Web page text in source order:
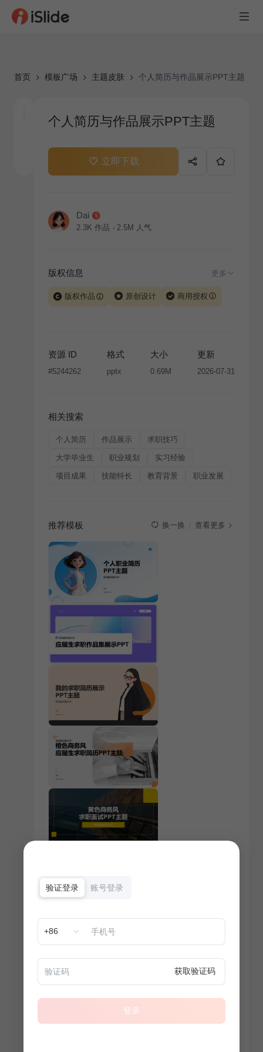
首页 模板广场 主题皮肤 个人简历与作品展示PPT主题
个人简历与作品展示PPT主题
立即下载
Dai
2.3K 作品 2.5M 人气
版权信息 更多
版权作品 原创设计 商用授权
版权声明
条款，禁止任何形式的转让、出售或出租，未
经投权许可任何人不得擅自转载和分发，否则将接照我
资源 ID
#5244262
格式
pptx
大小
0.69M
更新
2026-07-31
相关搜索
个人简历 作品展示 求职技巧
大学毕业生 职业规划 实习经验
项目成果 技能特长 教育背景 职业发展
推荐模板 换一换 查看更多
验证登录 账号登录
+86
获取验证码
登录